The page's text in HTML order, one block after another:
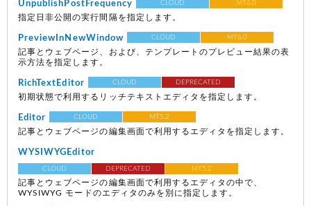
UnpublishPostFrequency CLOUD MT6.0
指定日非公開の実行間隔を指定します。
PreviewInNewWindow CLOUD MT6.0
記事とウェブページ、および、テンプレートのプレビュー結果の表
示方法を指定します。
RichTextEditor CLOUD DEPRECATED
初期状態で利用するリッチテキストエディタを指定します。
Editor CLOUD MT5.2
記事とウェブページの編集画面で利用するエディタを指定します。
WYSIWYGEditor
CLOUD DEPRECATED MT5.2
記事とウェブページの編集画面で利用するエディタの中で、
WYSIWYG モードのエディタのみを別に指定します。